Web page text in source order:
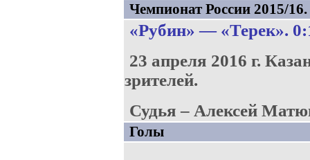
Чемпионат России 2015/
«Рубин» — «Терек».
23 апреля 2016 г.
зрителей.
Судья – Алексей
Голы